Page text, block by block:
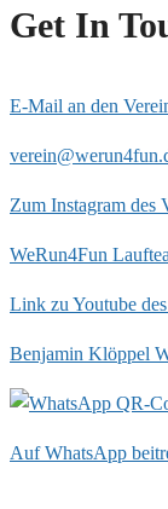
Get In
E-Mail an den
Zum Instagram des
WeRun4Fun
Link zu Youtube
Benjamin Klöppel
Auf WhatsApp